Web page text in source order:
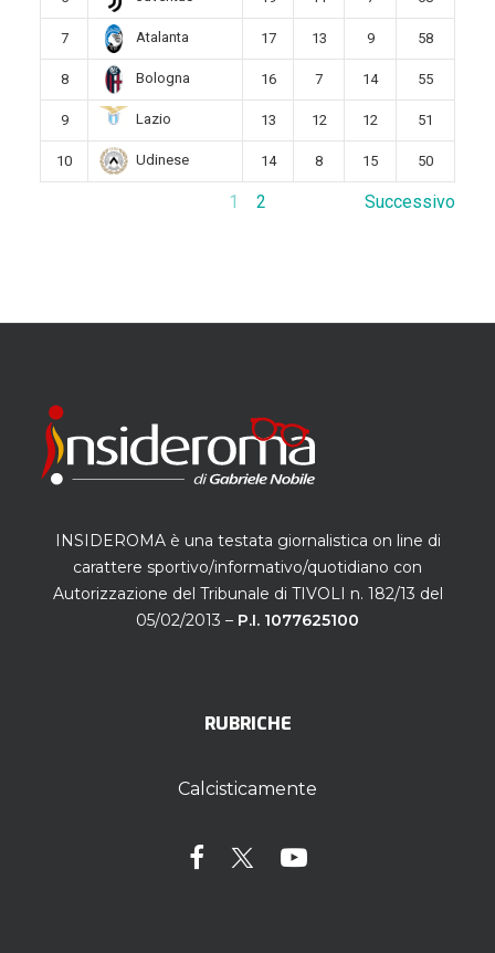
7 Atalanta 17 13 9 58
8 Bologna 16 7 14 55
9 Lazio 13 12 12 51
10 Udinese 14 8 15 50
1 2 Successivo
INSIDEROMA è una testata giornalistica on line di
carattere sportivo/informativo/quotidiano con
Autorizzazione del Tribunale di TIVOLI n. 182/13 del
05/02/2013 – P.I. 1077625100
RUBRICHE
Calcisticamente